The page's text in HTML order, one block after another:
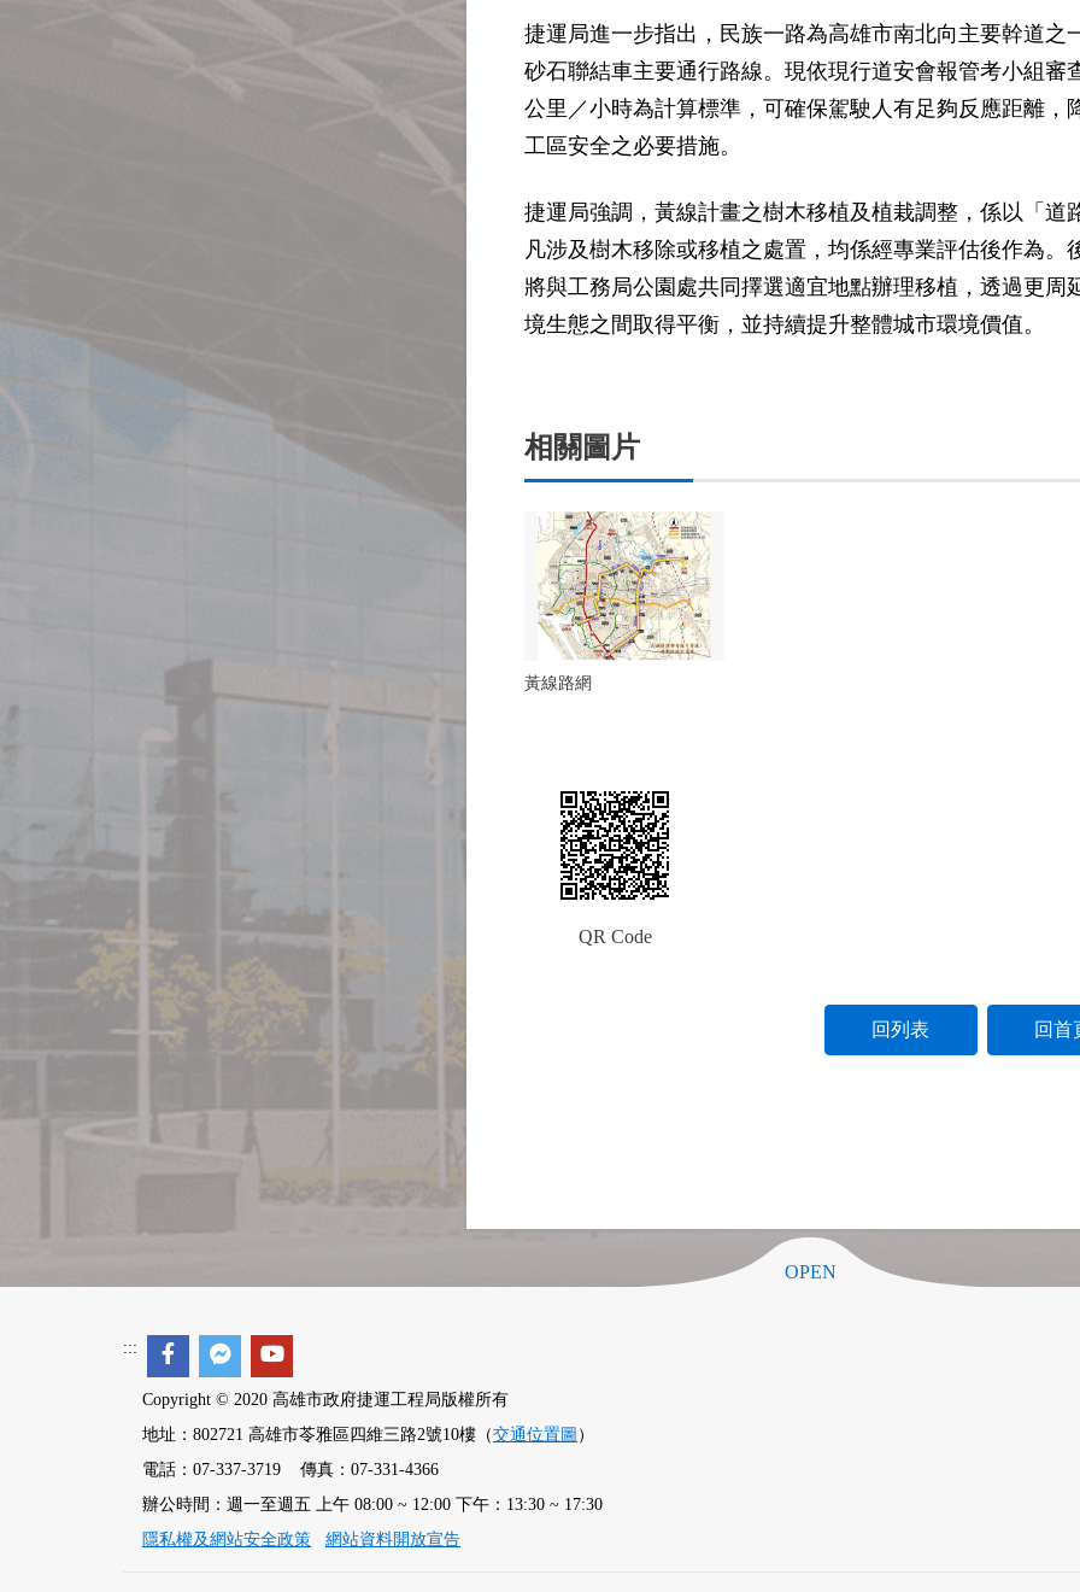
捷運局進一步指出，民族一路為高雄市南北向主要幹道之
砂石聯結車主要通行路線。現依現行道安會報管考小組審
公里／小時為計算標準，可確保駕駛人有足夠反應距離，
工區安全之必要措施。
捷運局強調，黃線計畫之樹木移植及植栽調整，係以「道
凡涉及樹木移除或移植之處置，均係經專業評估後作為
將與工務局公園處共同擇選適宜地點辦理移植，透過更
境生態之間取得平衡，並持續提升整體城市環境價值。
相關圖片
黃線路網
QR Code
回列表 回首
OPEN
:::
Copyright © 2020 高雄市政府捷運工程局版權所有
地址：802721 高雄市苓雅區四維三路2號10樓（交通位置圖 ）
電話：07-337-3719 傳真：07-331-4366
辦公時間：週一至週五 上午 08:00 ~ 12:00 下午：13:30 ~ 17:30
隱私權及網站安全政策
網站資料開放宣告